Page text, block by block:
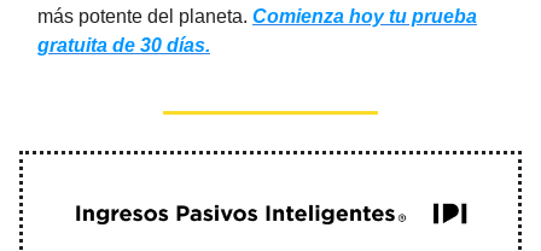
más potente del planeta. Comienza hoy tu prueba
gratuita de 30 días.